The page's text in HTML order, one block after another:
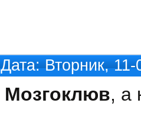
Дата: Вторник,
Мозгоклюв, а